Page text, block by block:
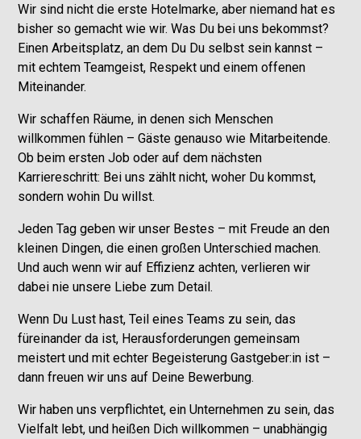
Wir sind nicht die erste Hotelmarke, aber niemand hat es
bisher so gemacht wie wir. Was Du bei uns bekommst?
Einen Arbeitsplatz, an dem Du Du selbst sein kannst –
mit echtem Teamgeist, Respekt und einem offenen
Miteinander.
Wir schaffen Räume, in denen sich Menschen
willkommen fühlen – Gäste genauso wie Mitarbeitende.
Ob beim ersten Job oder auf dem nächsten
Karriereschritt: Bei uns zählt nicht, woher Du kommst,
sondern wohin Du willst.
Jeden Tag geben wir unser Bestes – mit Freude an den
kleinen Dingen, die einen großen Unterschied machen.
Und auch wenn wir auf Effizienz achten, verlieren wir
dabei nie unsere Liebe zum Detail.
Wenn Du Lust hast, Teil eines Teams zu sein, das
füreinander da ist, Herausforderungen gemeinsam
meistert und mit echter Begeisterung Gastgeber:in ist –
dann freuen wir uns auf Deine Bewerbung.
Wir haben uns verpflichtet, ein Unternehmen zu sein, das
Vielfalt lebt, und heißen Dich willkommen – unabhängig